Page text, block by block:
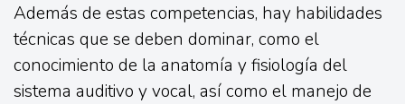
Además de estas competencias, hay habilidades
técnicas que se deben dominar, como el
conocimiento de la anatomía y fisiología del
sistema auditivo y vocal, así como el manejo de